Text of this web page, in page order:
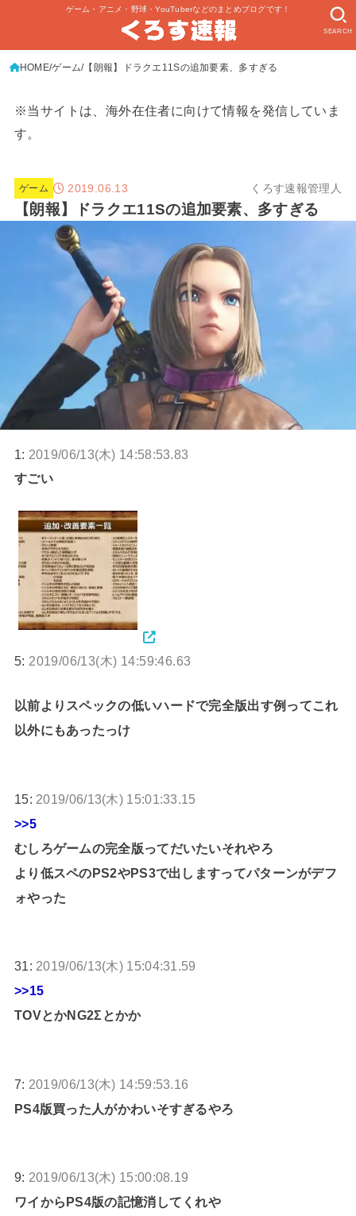
ゲーム・アニメ・野球・YouTuberなどのまとめブログです！
SEARCH
HOME ゲーム 【朗報】ドラクエ11Sの追加要素、多すぎる
※当サイトは、海外在住者に向けて情報を発信していま
す。
ゲーム 2019.06.13 くろす速報管理人
【朗報】ドラクエ11Sの追加要素、多すぎる
1: 2019/06/13(木) 14:58:53.83
すごい
5: 2019/06/13(木) 14:59:46.63
以前よりスペックの低いハードで完全版出す例ってこれ
以外にもあったっけ
15: 2019/06/13(木) 15:01:33.15
>>5
むしろゲームの完全版ってだいたいそれやろ
より低スペのPS2やPS3で出しますってパターンがデフ
ォやった
31: 2019/06/13(木) 15:04:31.59
>>15
TOVとかNG2Σとかか
7: 2019/06/13(木) 14:59:53.16
PS4版買った人がかわいそすぎるやろ
9: 2019/06/13(木) 15:00:08.19
ワイからPS4版の記憶消してくれや